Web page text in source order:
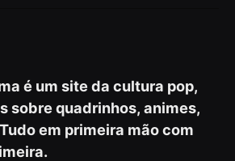
é um site da cultura pop,
sobre quadrinhos, animes,
em primeira mão com